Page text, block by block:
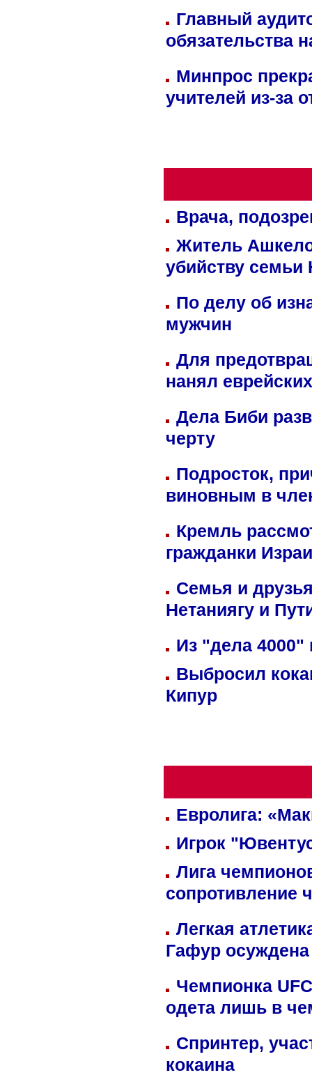
Главный
обязательства
Минпрос
учителей из-за
Врача,
Житель
убийству семьи
По делу об
мужчин
Для
нанял
Дела Биби
черту
Подросток,
виновным в
Кремль
гражданки
Семья и
Нетаниягу и
Из "дела 4000"
Выбросил
Кипур
Евролига:
Игрок
Лига
сопротивление
Легкая
Гафур осуждена
Чемпионка
одета лишь в
Спринтер,